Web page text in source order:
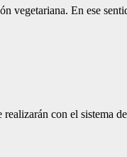
vegetariana. En ese
con el sistema